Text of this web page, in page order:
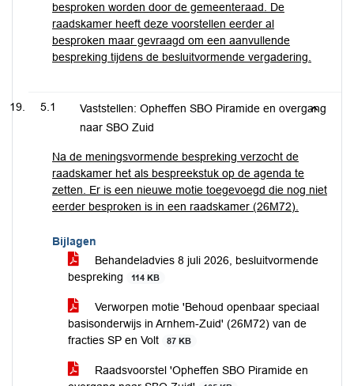
besproken worden door de gemeenteraad. De
raadskamer heeft deze voorstellen eerder al
besproken maar gevraagd om een aanvullende
bespreking tijdens de besluitvormende vergadering.
5.1
Vaststellen: Opheffen SBO Piramide en overgang
naar SBO Zuid
Na de meningsvormende bespreking verzocht de
raadskamer het als bespreekstuk op de agenda te
zetten. Er is een nieuwe motie toegevoegd die nog niet
eerder besproken is in een raadskamer (26M72).
Bijlagen
Behandeladvies 8 juli 2026, besluitvormende
bespreking
114 KB
Verworpen motie 'Behoud openbaar speciaal
basisonderwijs in Arnhem-Zuid' (26M72) van de
fracties SP en Volt
87 KB
Raadsvoorstel 'Opheffen SBO Piramide en